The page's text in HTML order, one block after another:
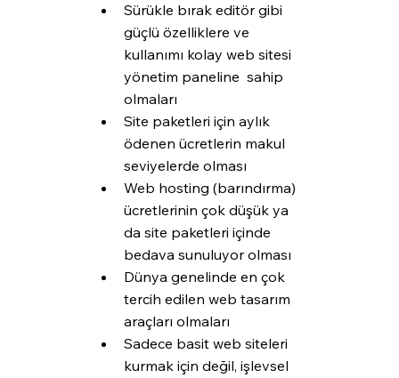
Sürükle bırak editör gibi
güçlü özelliklere ve
kullanımı kolay web sitesi
yönetim paneline  sahip
olmaları
Site paketleri için aylık
ödenen ücretlerin makul
seviyelerde olması
Web hosting (barındırma)
ücretlerinin çok düşük ya
da site paketleri içinde
bedava sunuluyor olması
Dünya genelinde en çok
tercih edilen web tasarım
araçları olmaları
Sadece basit web siteleri
kurmak için değil, işlevsel